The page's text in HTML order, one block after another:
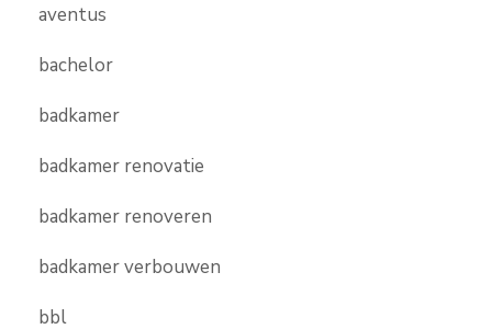
aventus
bachelor
badkamer
badkamer renovatie
badkamer renoveren
badkamer verbouwen
bbl